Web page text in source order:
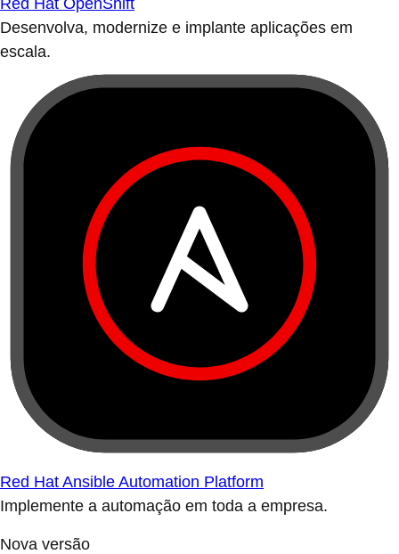
Red Hat OpenShift
Desenvolva, modernize e implante aplicações em
escala.
Red Hat Ansible Automation Platform
Implemente a automação em toda a empresa.
Nova versão